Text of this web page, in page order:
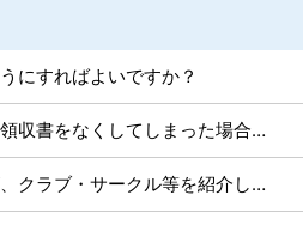
にすればよいですか？
医療費助成の申請に必要な領収書をなくしてしまった場合、どうすればよいですか？
スポーツをしたいのですが、クラブ・サークル等を紹介してもらえますか？